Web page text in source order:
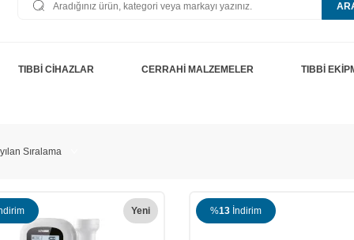
TIBBİ CİHAZLAR CERRAHİ MALZEMELER TIBBİ
Yeni %13 İndirim